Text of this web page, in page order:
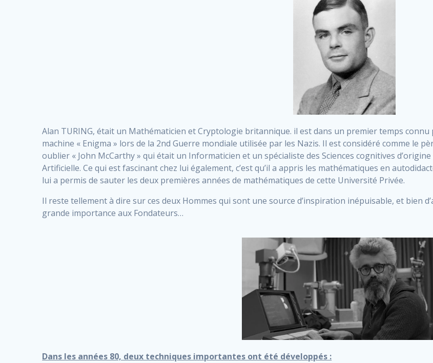
Alan TURING, était un Mathématicien et Cryptologie britannique. il est dans un premier temps
machine « Enigma » lors de la 2nd Guerre mondiale utilisée par les Nazis. Il est considéré comme le
oublier « John McCarthy » qui était un Informaticien et un spécialiste des Sciences cognitives
Artificielle. Ce qui est fascinant chez lui également, c’est qu’il a appris les mathématiques en
lui a permis de sauter les deux premières années de mathématiques de cette Université Privée.
Il reste tellement à dire sur ces deux Hommes qui sont une source d’inspiration inépuisable, et bien
grande importance aux Fondateurs…
Dans les années 80, deux techniques importantes ont été développés :